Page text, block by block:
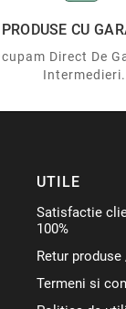
PRODUSE CU
Direct De
Intermedieri.
UTILE
Satisfactie
100%
Retur
Termeni si